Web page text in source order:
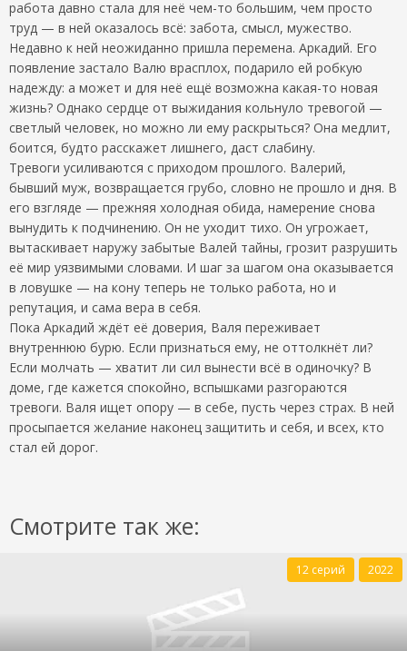
работа давно стала для неё чем-то большим, чем просто
труд — в ней оказалось всё: забота, смысл, мужество.
Недавно к ней неожиданно пришла перемена. Аркадий. Его
появление застало Валю врасплох, подарило ей робкую
надежду: а может и для неё ещё возможна какая-то новая
жизнь? Однако сердце от выжидания кольнуло тревогой —
светлый человек, но можно ли ему раскрыться? Она медлит,
боится, будто расскажет лишнего, даст слабину.
Тревоги усиливаются с приходом прошлого. Валерий,
бывший муж, возвращается грубо, словно не прошло и дня. В
его взгляде — прежняя холодная обида, намерение снова
вынудить к подчинению. Он не уходит тихо. Он угрожает,
вытаскивает наружу забытые Валей тайны, грозит разрушить
её мир уязвимыми словами. И шаг за шагом она оказывается
в ловушке — на кону теперь не только работа, но и
репутация, и сама вера в себя.
Пока Аркадий ждёт её доверия, Валя переживает
внутреннюю бурю. Если признаться ему, не оттолкнёт ли?
Если молчать — хватит ли сил вынести всё в одиночку? В
доме, где кажется спокойно, вспышками разгораются
тревоги. Валя ищет опору — в себе, пусть через страх. В ней
просыпается желание наконец защитить и себя, и всех, кто
стал ей дорог.
Смотрите так же:
12 серий 2022